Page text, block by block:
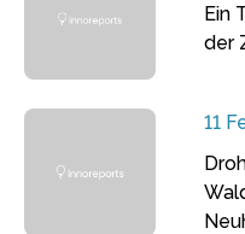
Ein
der
11